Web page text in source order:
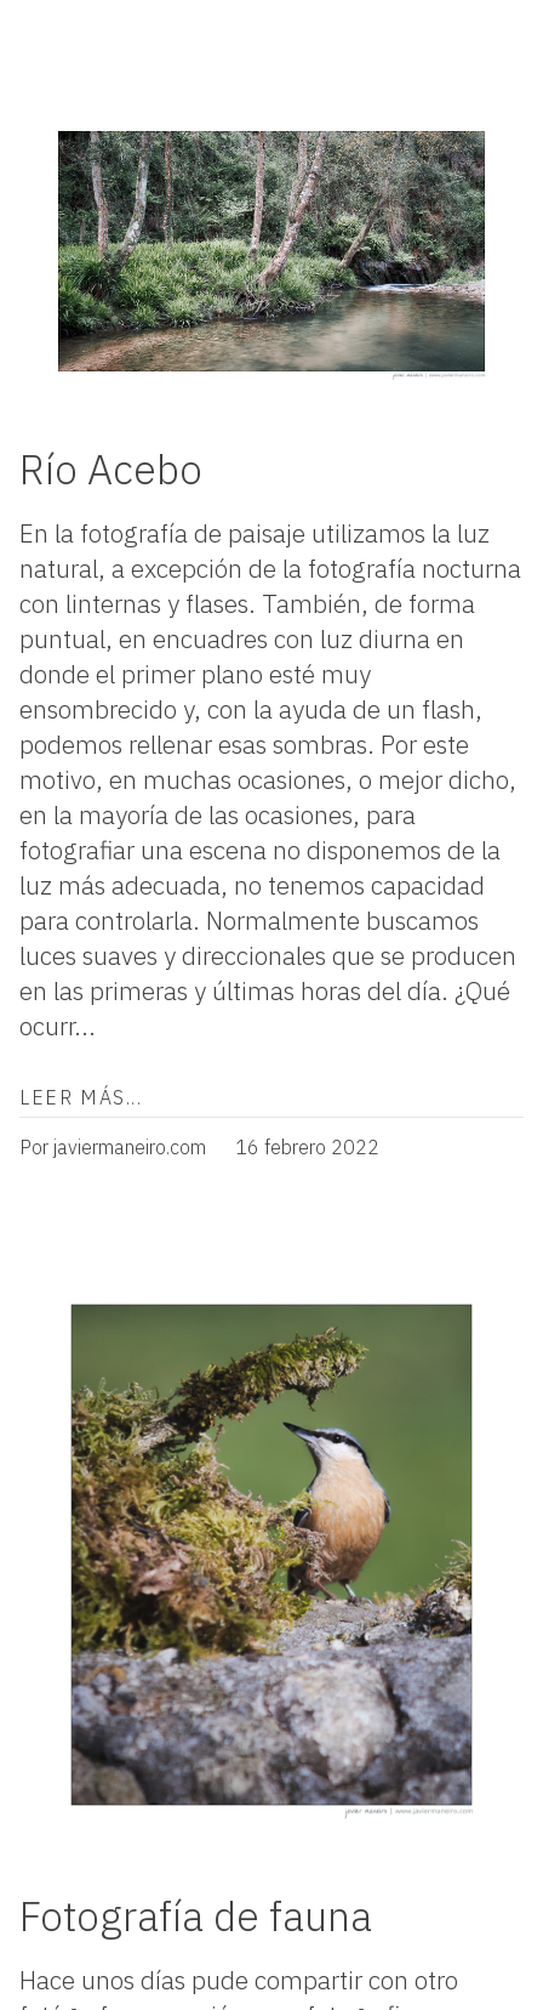
Río Acebo
En la fotografía de paisaje utilizamos la luz
natural, a excepción de la fotografía nocturna
con linternas y flases. También, de forma
puntual, en encuadres con luz diurna en
donde el primer plano esté muy
ensombrecido y, con la ayuda de un flash,
podemos rellenar esas sombras. Por este
motivo, en muchas ocasiones, o mejor dicho,
en la mayoría de las ocasiones, para
fotografiar una escena no disponemos de la
luz más adecuada, no tenemos capacidad
para controlarla. Normalmente buscamos
luces suaves y direccionales que se producen
en las primeras y últimas horas del día. ¿Qué
ocurr...
LEER MÁS...
Por javiermaneiro.com 16 febrero 2022
Fotografía de fauna
Hace unos días pude compartir con otro